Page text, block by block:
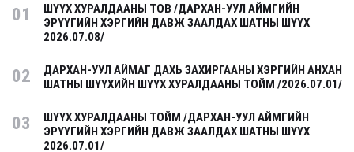
01
ШҮҮХ ХУРАЛДААНЫ ТОВ /ДАРХАН-УУЛ АЙМГИЙН
ЭРҮҮГИЙН ХЭРГИЙН ДАВЖ ЗААЛДАХ ШАТНЫ ШҮҮХ
2026.07.08/
02
ДАРХАН-УУЛ АЙМАГ ДАХЬ ЗАХИРГААНЫ ХЭРГИЙН АНХАН
ШАТНЫ ШҮҮХИЙН ШҮҮХ ХУРАЛДААНЫ ТОЙМ /2026.07.01/
03
ШҮҮХ ХУРАЛДААНЫ ТОЙМ /ДАРХАН-УУЛ АЙМГИЙН
ЭРҮҮГИЙН ХЭРГИЙН ДАВЖ ЗААЛДАХ ШАТНЫ ШҮҮХ
2026.07.01/